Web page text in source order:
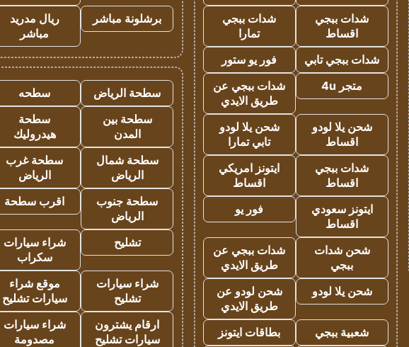
شدات ببجي
اقساط
شدات ببجي
تمارا
شدات ببجي تابي
فور يو ستور
متجر 4u
شدات ببجي عن
طريق الايدي
شحن يلا لودو
اقساط
شحن يلا لودو
تابي تمارا
شدات ببجي
اقساط
ايتونز امريكي
اقساط
ايتونز سعودي
اقساط
فور يو
شحن شدات
ببجي
شدات ببجي عن
طريق الايدي
شحن يلا لودو
شحن لودو عن
طريق الايدي
شعبية ببجي
بطاقات ايتونز
برشلونة مباشر
ريال مدريد
مباشر
سطحة الرياض
سطحه
سطحة بين
المدن
سطحة
هيدروليك
سطحة شمال
الرياض
سطحة غرب
الرياض
سطحة جنوب
الرياض
اقرب سطحة
تشليح
شراء سيارات
سكراب
شراء سيارات
تشليح
موقع شراء
سيارات تشليح
ارقام يشترون
سيارات تشليح
شراء سيارات
مصدومة